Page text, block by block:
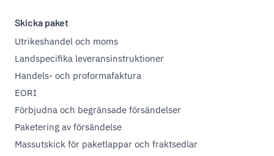
Skicka paket
Utrikeshandel och moms
Landspecifika leveransinstruktioner
Handels- och proformafaktura
EORI
Förbjudna och begränsade försändelser
Paketering av försändelse
Massutskick för paketlappar och fraktsedlar